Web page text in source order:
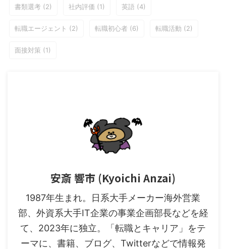
書類選考 (2) 社内評価 (1) 英語 (4)
転職エージェント (2) 転職初心者 (6) 転職活動 (2)
面接対策 (1)
安斎 響市 (Kyoichi Anzai)
1987年生まれ。日系大手メーカー海外営業
部、外資系大手IT企業の事業企画部長などを経
て、2023年に独立。「転職とキャリア」をテ
ーマに、書籍、ブログ、Twitterなどで情報発